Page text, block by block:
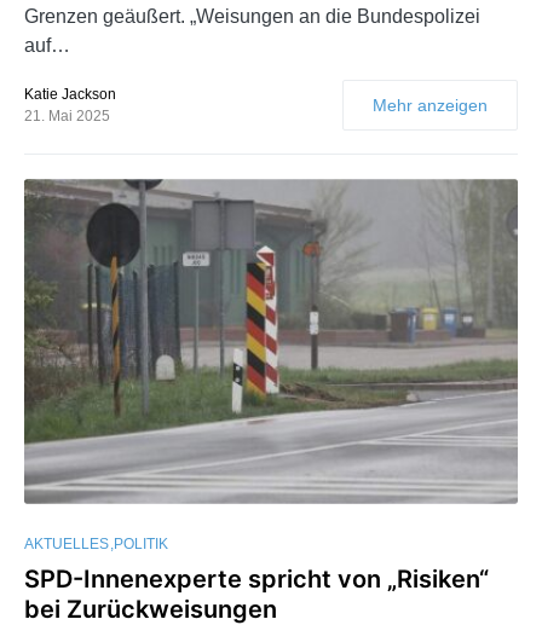
Grenzen geäußert. „Weisungen an die Bundespolizei
auf…
Katie Jackson
21. Mai 2025
Mehr anzeigen
AKTUELLES POLITIK
SPD-Innenexperte spricht von „Risiken“
bei Zurückweisungen